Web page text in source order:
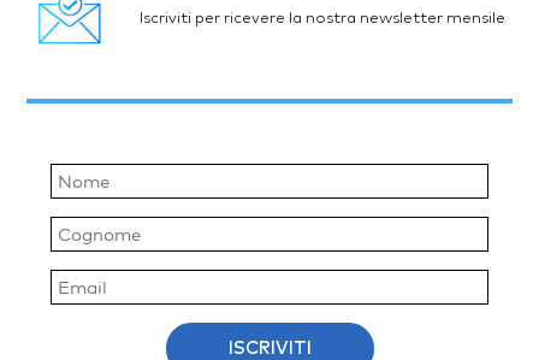
Iscriviti per ricevere la nostra newsletter mensile
ISCRIVITI